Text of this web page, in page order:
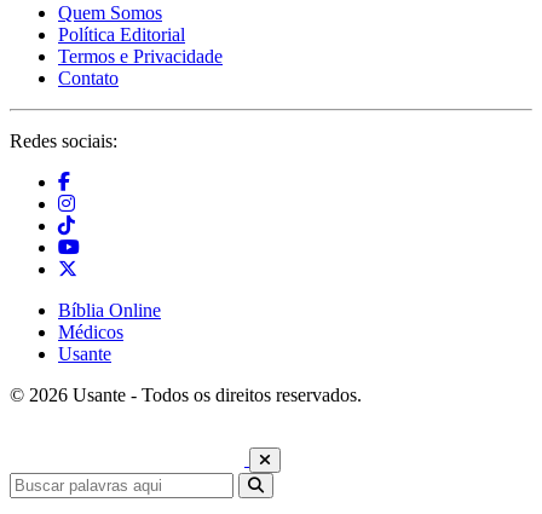
Quem Somos
Política Editorial
Termos e Privacidade
Contato
Redes sociais:
Bíblia Online
Médicos
Usante
© 2026 Usante - Todos os direitos reservados.